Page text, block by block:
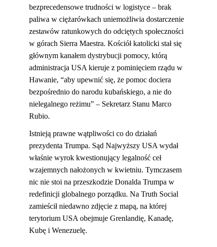
bezprecedensowe trudności w logistyce – brak
paliwa w ciężarówkach uniemożliwia dostarczenie
zestawów ratunkowych do odciętych społeczności
w górach Sierra Maestra. Kościół katolicki stał się
głównym kanałem dystrybucji pomocy, którą
administracja USA kieruje z pominięciem rządu w
Hawanie, “aby upewnić się, że pomoc dociera
bezpośrednio do narodu kubańskiego, a nie do
nielegalnego reżimu” – Sekretarz Stanu Marco
Rubio.
Istnieją prawne wątpliwości co do działań
prezydenta Trumpa. Sąd Najwyższy USA wydał
właśnie wyrok kwestionujący legalność ceł
wzajemnych nałożonych w kwietniu. Tymczasem
nic nie stoi na przeszkodzie Donalda Trumpa w
redefinicji globalnego porządku. Na Truth Social
zamieścił niedawno zdjęcie z mapą, na której
terytorium USA obejmuje Grenlandię, Kanadę,
Kubę i Wenezuelę.